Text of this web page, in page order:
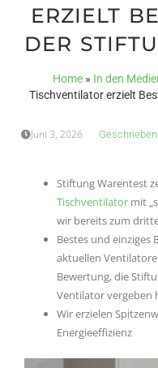
ERZIELT
DER
Home» In den
Tischventilator erzielt
Juni 3, 2026
Stiftung Warentest
Tischventilator mit
wir bereits zum
Bestes und einziges
aktuellen
Bewertung, die
Ventilator vergeben
Wir erzielen
Energieeffizienz